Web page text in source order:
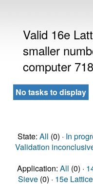
Valid 16e
smaller
computer
No tasks to display
State: All (0) · In
Validation
Application: All (0) ·
Sieve (0) · 15e